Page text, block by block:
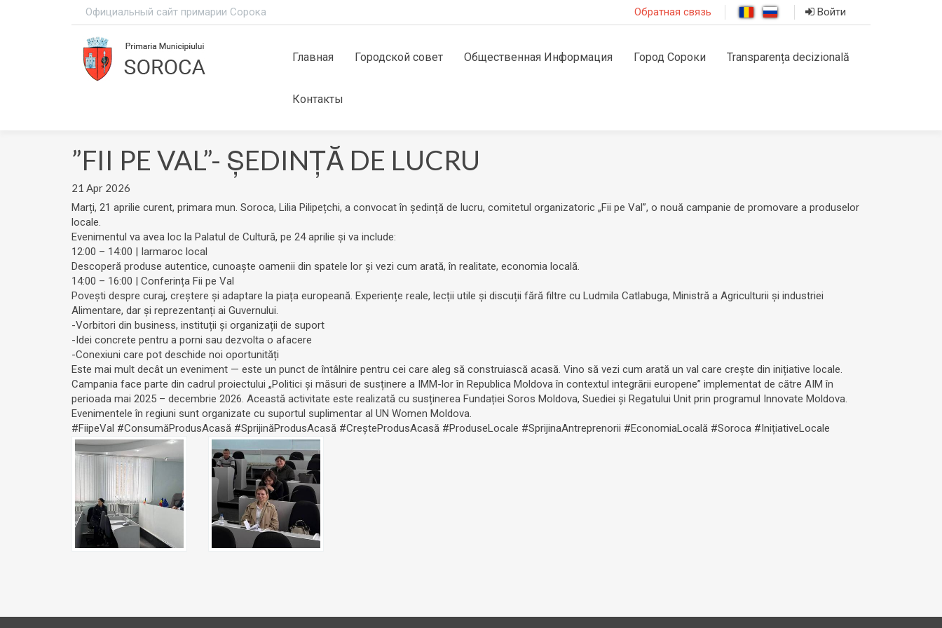
Официальный сайт примарии Сорока Обратная связь Войти
Главная Городской совет Общественная Информация Город Сороки Transparența decizională
Контакты
”FII PE VAL”- ȘEDINȚĂ DE LUCRU
21 Apr 2026
Marți, 21 aprilie curent, primara mun. Soroca, Lilia Pilipețchi, a convocat în ședință de lucru, comitetul organizatoric „Fii pe Val”, o nouă campanie de promovare a produselor
locale.
Evenimentul va avea loc la Palatul de Cultură, pe 24 aprilie și va include:
12:00 – 14:00 | Iarmaroc local
Descoperă produse autentice, cunoaște oamenii din spatele lor și vezi cum arată, în realitate, economia locală.
14:00 – 16:00 | Conferința Fii pe Val
Povești despre curaj, creștere și adaptare la piața europeană. Experiențe reale, lecții utile și discuții fără filtre cu Ludmila Catlabuga, Ministră a Agriculturii și industriei
Alimentare, dar și reprezentanți ai Guvernului.
-Vorbitori din business, instituții și organizații de suport
-Idei concrete pentru a porni sau dezvolta o afacere
-Conexiuni care pot deschide noi oportunități
Este mai mult decât un eveniment — este un punct de întâlnire pentru cei care aleg să construiască acasă. Vino să vezi cum arată un val care crește din inițiative locale.
Campania face parte din cadrul proiectului „Politici și măsuri de susținere a IMM-lor în Republica Moldova în contextul integrării europene” implementat de către AIM în
perioada mai 2025 – decembrie 2026. Această activitate este realizată cu susținerea Fundației Soros Moldova, Suediei și Regatului Unit prin programul Innovate Moldova.
Evenimentele în regiuni sunt organizate cu suportul suplimentar al UN Women Moldova.
#FiipeVal #ConsumăProdusAcasă #SprijinăProdusAcasă #CreșteProdusAcasă #ProduseLocale #SprijinaAntreprenorii #EconomiaLocală #Soroca #InițiativeLocale